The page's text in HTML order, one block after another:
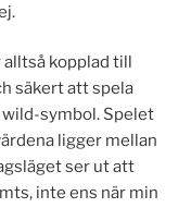
alltså kopplad till
säkert att spela
wild-symbol. Spelet
ligger mellan
ser ut att
inte ens när min